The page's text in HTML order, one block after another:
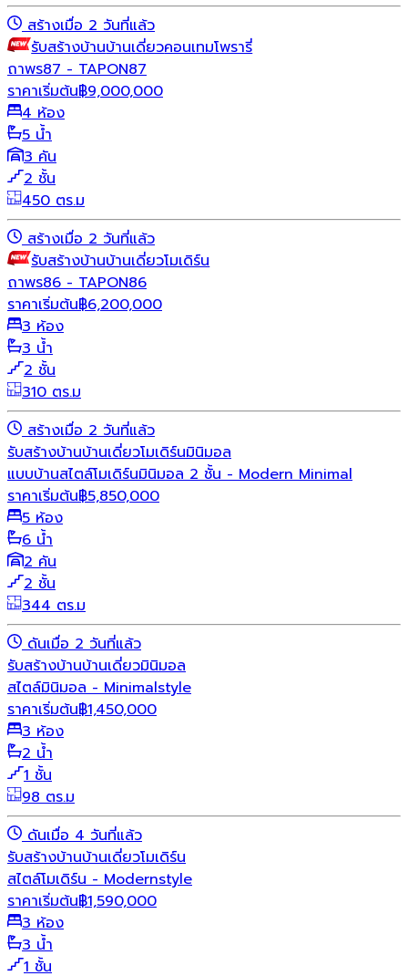
สร้างเมื่อ 2 วันที่แล้ว
รับสร้างบ้านบ้านเดี่ยวคอนเทมโพรารี่
ถาพร87 - TAPON87
ราคาเริ่มต้น฿9,000,000
4 ห้อง
5 น้ำ
3 คัน
2 ชั้น
450 ตร.ม
สร้างเมื่อ 2 วันที่แล้ว
รับสร้างบ้านบ้านเดี่ยวโมเดิร์น
ถาพร86 - TAPON86
ราคาเริ่มต้น฿6,200,000
3 ห้อง
3 น้ำ
2 ชั้น
310 ตร.ม
สร้างเมื่อ 2 วันที่แล้ว
รับสร้างบ้านบ้านเดี่ยวโมเดิร์นมินิมอล
แบบบ้านสไตล์โมเดิร์นมินิมอล 2 ชั้น - Modern Minimal
ราคาเริ่มต้น฿5,850,000
5 ห้อง
6 น้ำ
2 คัน
2 ชั้น
344 ตร.ม
ดันเมื่อ 2 วันที่แล้ว
รับสร้างบ้านบ้านเดี่ยวมินิมอล
สไตล์มินิมอล - Minimalstyle
ราคาเริ่มต้น฿1,450,000
3 ห้อง
2 น้ำ
1 ชั้น
98 ตร.ม
ดันเมื่อ 4 วันที่แล้ว
รับสร้างบ้านบ้านเดี่ยวโมเดิร์น
สไตล์โมเดิร์น - Modernstyle
ราคาเริ่มต้น฿1,590,000
3 ห้อง
3 น้ำ
1 ชั้น